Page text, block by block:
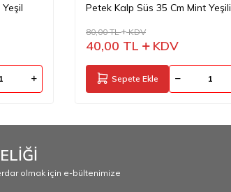
Petek Kalp Süs 35 Cm Mint Yeşili
80,00TL KDV
40,00 TL KDV
Sepete Ekle
olmak için e-bültenimize